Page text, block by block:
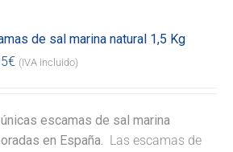
de sal marina natural 1,5 Kg
€ (IVA incluido)
escamas de sal marina
en España. Las escamas de